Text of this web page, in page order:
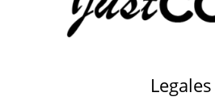
Legales